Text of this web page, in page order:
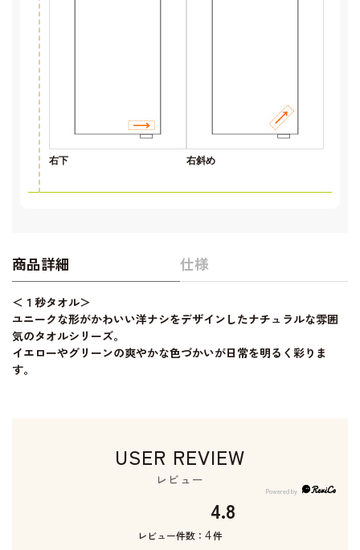
右下 右斜め
商品詳細 仕様
＜１秒タオル＞
ユニークな形がかわいい洋ナシをデザインしたナチュラルな雰囲
気のタオルシリーズ。
イエローやグリーンの爽やかな色づかいが日常を明るく彩りま
す。
USER REVIEW
レビュー
4.8
レビュー件数： 4件